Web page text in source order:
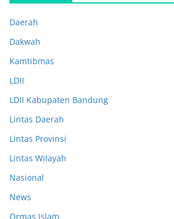
Daerah
Dakwah
Kamtibmas
LDII
LDII Kabupaten Bandung
Lintas Daerah
Lintas Provinsi
Lintas Wilayah
Nasional
News
Ormas Islam